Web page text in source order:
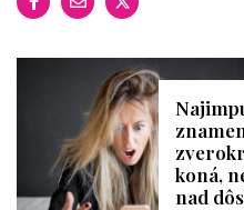
2
e
koná,
nad